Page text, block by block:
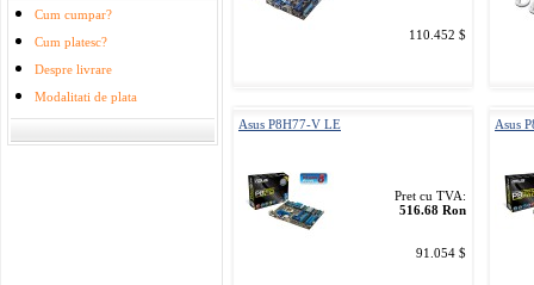
Cum cumpar?
Cum platesc?
Despre livrare
Modalitati de plata
110.452 $
Asus P8H77-V LE
Pret cu TVA:
516.68 Ron
91.054 $
Asus